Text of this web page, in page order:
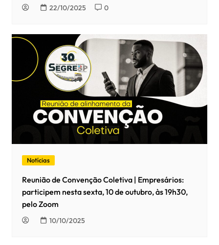
22/10/2025 0
Notícias
Reunião de Convenção Coletiva | Empresários:
participem nesta sexta, 10 de outubro, às 19h30,
pelo Zoom
10/10/2025